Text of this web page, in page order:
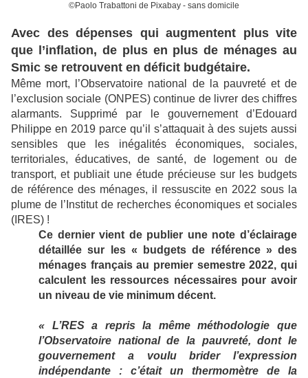
©Paolo Trabattoni de Pixabay - sans domicile
Avec des dépenses qui augmentent plus vite
que l’inflation, de plus en plus de ménages au
Smic se retrouvent en déficit budgétaire.
Même mort, l’Observatoire national de la pauvreté et de
l’exclusion sociale (ONPES) continue de livrer des chiffres
alarmants. Supprimé par le gouvernement d’Edouard
Philippe en 2019 parce qu’il s’attaquait à des sujets aussi
sensibles que les inégalités économiques, sociales,
territoriales, éducatives, de santé, de logement ou de
transport, et publiait une étude précieuse sur les budgets
de référence des ménages, il ressuscite en 2022 sous la
plume de l’Institut de recherches économiques et sociales
(IRES) !
Ce dernier vient de publier une note d’éclairage
détaillée sur les « budgets de référence » des
ménages français au premier semestre 2022, qui
calculent les ressources nécessaires pour avoir
un niveau de vie minimum décent.
« L’RES a repris la même méthodologie que
l’Observatoire national de la pauvreté, dont le
gouvernement a voulu brider l’expression
indépendante : c’était un thermomètre de la